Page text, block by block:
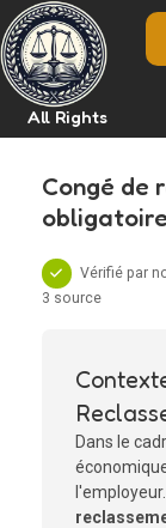
All Rights
Congé de
Vérifié par
3 source
Dans le